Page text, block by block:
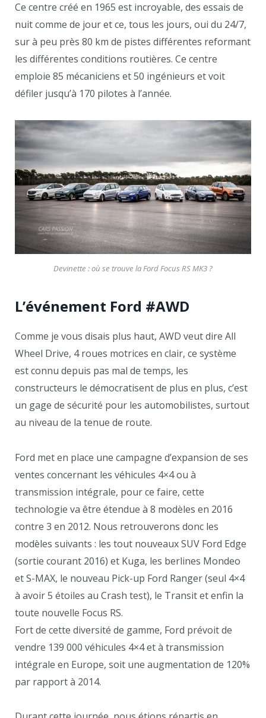
Ce centre créé en 1965 est incroyable, des essais de
nuit comme de jour et ce, tous les jours, oui du 24/7,
sur à peu près 80 km de pistes différentes reformant
les différentes conditions routières. Ce centre
emploie 85 mécaniciens et 50 ingénieurs et voit
défiler jusqu’à 170 pilotes à l’année.
Devinette : où se trouve la Ford Focus RS MK3 ?
L’événement Ford #AWD
Comme je vous disais plus haut, AWD veut dire All
Wheel Drive, 4 roues motrices en clair, ce système
est connu depuis pas mal de temps, les
constructeurs le démocratisent de plus en plus, c’est
un gage de sécurité pour les automobilistes, surtout
au niveau de la tenue de route.
Ford met en place une campagne d’expansion de ses
ventes concernant les véhicules 4×4 ou à
transmission intégrale, pour ce faire, cette
technologie va être étendue à 8 modèles en 2016
contre 3 en 2012. Nous retrouverons donc les
modèles suivants : les tout nouveaux SUV Ford Edge
(sortie courant 2016) et Kuga, les berlines Mondeo
et S-MAX, le nouveau Pick-up Ford Ranger (seul 4×4
à avoir 5 étoiles au Crash test), le Transit et enfin la
toute nouvelle Focus RS.
Fort de cette diversité de gamme, Ford prévoit de
vendre 139 000 véhicules 4×4 et à transmission
intégrale en Europe, soit une augmentation de 120%
par rapport à 2014.